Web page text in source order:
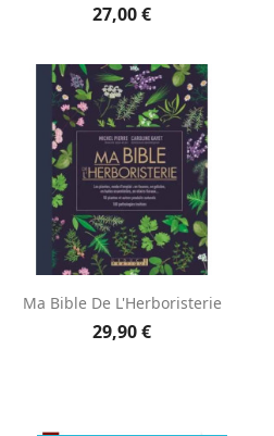
27,00 €
Ma Bible De L'Herboristerie
29,90 €